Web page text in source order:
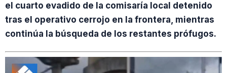
el cuarto evadido de la comisaría local detenido
tras el operativo cerrojo en la frontera, mientras
continúa la búsqueda de los restantes prófugos.